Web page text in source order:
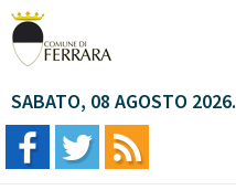
SABATO, 08 AGOSTO 2026.